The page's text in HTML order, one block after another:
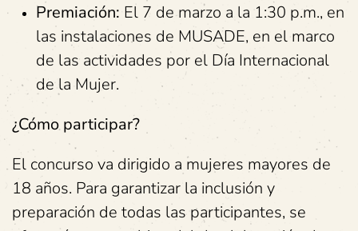
Premiación: El 7 de marzo a la 1:30 p.m., en
las instalaciones de MUSADE, en el marco
de las actividades por el Día Internacional
de la Mujer.
¿Cómo participar?
El concurso va dirigido a mujeres mayores de
18 años. Para garantizar la inclusión y
preparación de todas las participantes, se